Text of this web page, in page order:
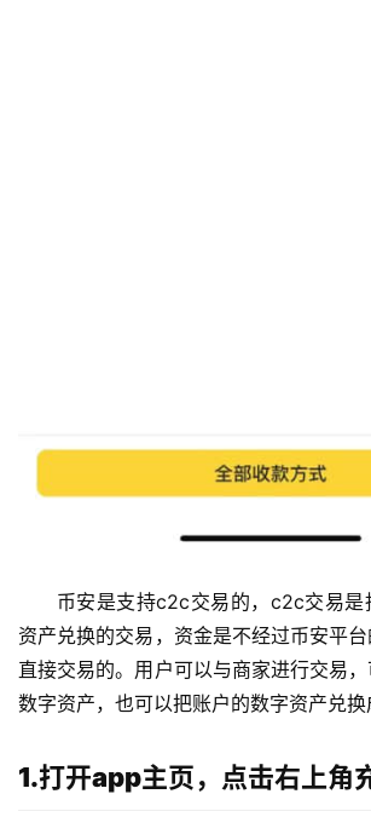
币安是支持c2c交易的，c2c交易是
资产兑换的交易，资金是不经过币安平
直接交易的。用户可以与商家进行交易
数字资产，也可以把账户的数字资产兑换
1.打开app主页，点击右上角